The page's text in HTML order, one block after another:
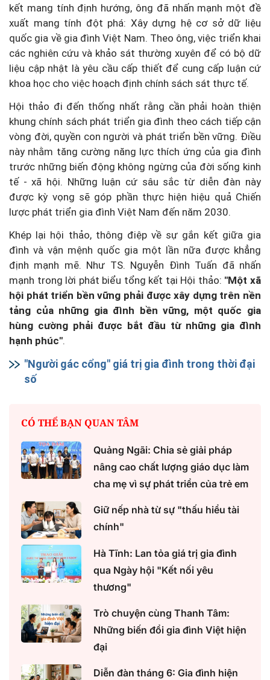
kết mang tính định hướng, ông đã nhấn mạnh một đề
xuất mang tính đột phá: Xây dựng hệ cơ sở dữ liệu
quốc gia về gia đình Việt Nam. Theo ông, việc triển khai
các nghiên cứu và khảo sát thường xuyên để có bộ dữ
liệu cập nhật là yêu cầu cấp thiết để cung cấp luận cứ
khoa học cho việc hoạch định chính sách sát thực tế.
Hội thảo đi đến thống nhất rằng cần phải hoàn thiện
khung chính sách phát triển gia đình theo cách tiếp cận
vòng đời, quyền con người và phát triển bền vững. Điều
này nhằm tăng cường năng lực thích ứng của gia đình
trước những biến động không ngừng của đời sống kinh
tế - xã hội. Những luận cứ sâu sắc từ diễn đàn này
được kỳ vọng sẽ góp phần thực hiện hiệu quả Chiến
lược phát triển gia đình Việt Nam đến năm 2030.
Khép lại hội thảo, thông điệp về sự gắn kết giữa gia
đình và vận mệnh quốc gia một lần nữa được khẳng
định mạnh mẽ. Như TS. Nguyễn Đình Tuấn đã nhấn
mạnh trong lời phát biểu tổng kết tại Hội thảo: "Một xã
hội phát triển bền vững phải được xây dựng trên nền
tảng của những gia đình bền vững, một quốc gia
hùng cường phải được bắt đầu từ những gia đình
hạnh phúc".
"Người gác cổng" giá trị gia đình trong thời đại
số
CÓ THỂ BẠN QUAN TÂM
Quảng Ngãi: Chia sẻ giải pháp
nâng cao chất lượng giáo dục làm
cha mẹ vì sự phát triển của trẻ em
Giữ nếp nhà từ sự "thấu hiểu tài
chính"
Hà Tĩnh: Lan tỏa giá trị gia đình
qua Ngày hội "Kết nối yêu
thương"
Trò chuyện cùng Thanh Tâm:
Những biến đổi gia đình Việt hiện
đại
Diễn đàn tháng 6: Gia đình hiện